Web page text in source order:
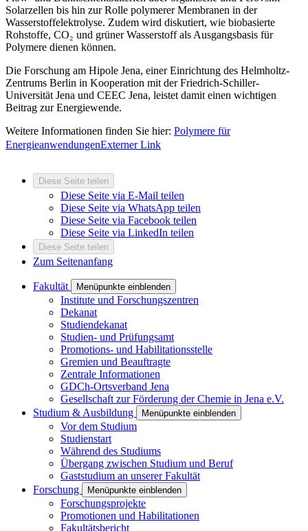
Solarzellen bis hin zur Rolle polymerer Membranen in der
Wasserstoffelektrolyse. Zudem wird diskutiert, wie biobasierte
Rohstoffe, CO₂ und grüner Wasserstoff als Ausgangsbasis für
Polymere dienen können.
Die Forschung am Hipole Jena, einer Einrichtung des Helmholtz-
Zentrums Berlin in Kooperation mit der Friedrich-Schiller-
Universität Jena und CEEC Jena, leistet damit einen wichtigen
Beitrag zur Energiewende.
Weitere Informationen finden Sie hier: Polymere für
EnergieanwendungenExterner Link
Diese Seite teilen
Diese Seite via E-Mail teilen
Diese Seite via WhatsApp teilen
Diese Seite via Facebook teilen
Diese Seite via LinkedIn teilen
Diese Seite teilen
Zum Seitenanfang
Fakultät Menüpunkte einblenden
Institute und Forschungszentren
Dekanat
Studiendekanat
Studien- und Prüfungsamt
Promotions- und Habilitationsstelle
Gremien und Beauftragte
Zentrale Informationen
GDCh-Ortsverband Jena
Gesellschaft zur Förderung der Chemie in Jena e.V.
Studium & Ausbildung
Menüpunkte einblenden
Vor dem Studium
Studienstart
Während des Studiums
Übergang zwischen Studium und Beruf
Gaststudium an unserer Fakultät
Forschung
Menüpunkte einblenden
Forschungsprojekte
Promotionen und Habilitationen
Fakultätsbericht